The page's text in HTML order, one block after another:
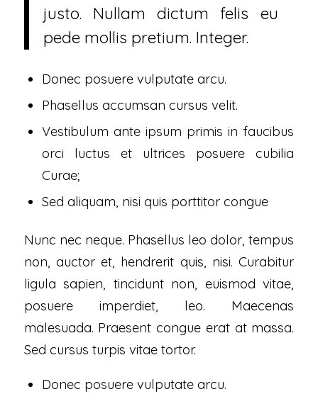
justo. Nullam dictum felis eu
pede mollis pretium. Integer.
Donec posuere vulputate arcu.
Phasellus accumsan cursus velit.
Vestibulum ante ipsum primis in faucibus
orci luctus et ultrices posuere cubilia
Curae;
Sed aliquam, nisi quis porttitor congue
Nunc nec neque. Phasellus leo dolor, tempus
non, auctor et, hendrerit quis, nisi. Curabitur
ligula sapien, tincidunt non, euismod vitae,
posuere imperdiet, leo. Maecenas
malesuada. Praesent congue erat at massa.
Sed cursus turpis vitae tortor.
Donec posuere vulputate arcu.